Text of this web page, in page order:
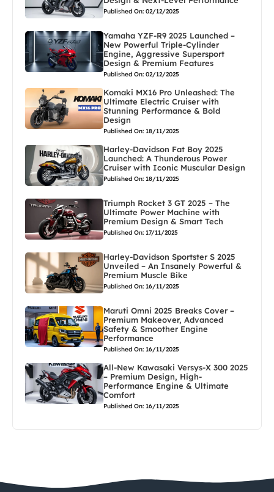
Published On: 02/12/2025
Yamaha YZF-R9 2025 Launched –
New Powerful Triple-Cylinder
Engine, Aggressive Supersport
Design & Premium Features
Published On: 02/12/2025
Komaki MX16 Pro Unleashed: The
Ultimate Electric Cruiser with
Stunning Performance & Bold
Design
Published On: 18/11/2025
Harley-Davidson Fat Boy 2025
Launched: A Thunderous Power
Cruiser with Iconic Muscular Design
Published On: 18/11/2025
Triumph Rocket 3 GT 2025 – The
Ultimate Power Machine with
Premium Design & Smart Tech
Published On: 17/11/2025
Harley-Davidson Sportster S 2025
Unveiled – An Insanely Powerful &
Premium Muscle Bike
Published On: 16/11/2025
Maruti Omni 2025 Breaks Cover –
Premium Makeover, Advanced
Safety & Smoother Engine
Performance
Published On: 16/11/2025
All-New Kawasaki Versys-X 300 2025
– Premium Design, High-
Performance Engine & Ultimate
Comfort
Published On: 16/11/2025